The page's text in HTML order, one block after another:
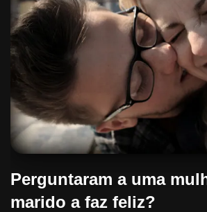
Perguntaram a uma
marido a faz feliz?